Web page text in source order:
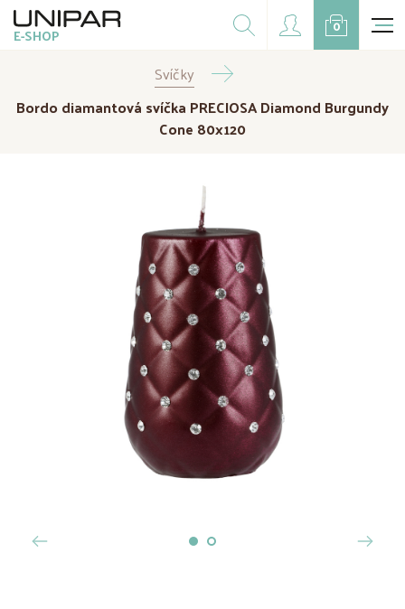
E-SHOP
Dárkové balíčky
Doplňky
Doprodej
Kampaně
CZK EUR
0
Svíčky
Bordo diamantová svíčka PRECIOSA Diamond Burgundy
Cone 80x120